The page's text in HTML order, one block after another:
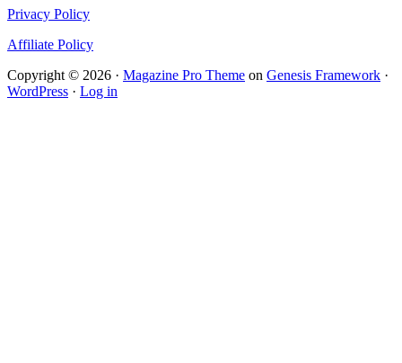
Privacy Policy
Affiliate Policy
Copyright © 2026 · Magazine Pro Theme on Genesis Framework ·
WordPress · Log in